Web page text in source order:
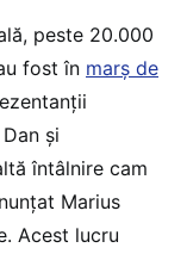
peste 20.000
fost în marș de
și
întâlnire cam
Marius
Acest lucru